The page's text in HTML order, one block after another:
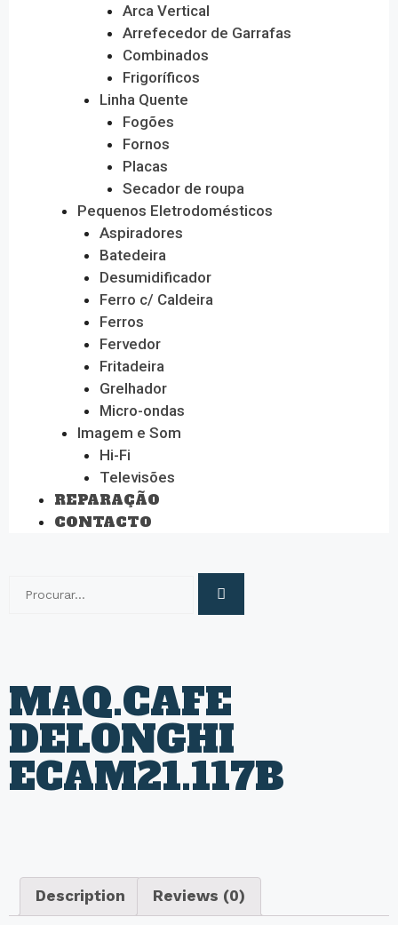
Arca Vertical
Arrefecedor de Garrafas
Combinados
Frigoríficos
Linha Quente
Fogões
Fornos
Placas
Secador de roupa
Pequenos Eletrodomésticos
Aspiradores
Batedeira
Desumidificador
Ferro c/ Caldeira
Ferros
Fervedor
Fritadeira
Grelhador
Micro-ondas
Imagem e Som
Hi-Fi
Televisões
REPARAÇÃO
CONTACTO
MAQ.CAFE
DELONGHI
ECAM21.117B
Description Reviews (0)